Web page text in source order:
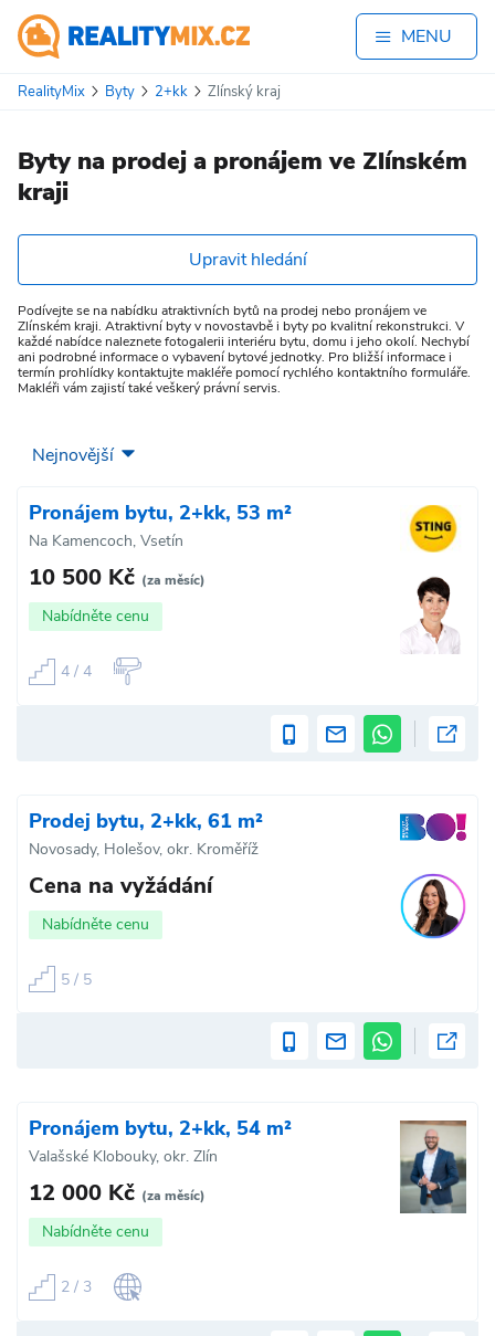
MENU
RealityMix Byty 2+kk Zlínský kraj
Byty na prodej a pronájem ve Zlínském
kraji
Upravit hledání
Podívejte se na nabídku atraktivních bytů na prodej nebo pronájem ve
Zlínském kraji. Atraktivní byty v novostavbě i byty po kvalitní rekonstrukci. V
každé nabídce naleznete fotogalerii interiéru bytu, domu i jeho okolí. Nechybí
ani podrobné informace o vybavení bytové jednotky. Pro bližší informace i
termín prohlídky kontaktujte makléře pomocí rychlého kontaktního formuláře.
Makléři vám zajistí také veškerý právní servis.
Pronájem bytu, 2+kk, 53 m²
Na Kamencoch, Vsetín
10 500 Kč (za měsíc)
Nabídněte cenu
4 / 4
Prodej bytu, 2+kk, 61 m²
Novosady, Holešov, okr. Kroměříž
Cena na vyžádání
Nabídněte cenu
5 / 5
Pronájem bytu, 2+kk, 54 m²
Valašské Klobouky, okr. Zlín
12 000 Kč (za měsíc)
Nabídněte cenu
2 / 3